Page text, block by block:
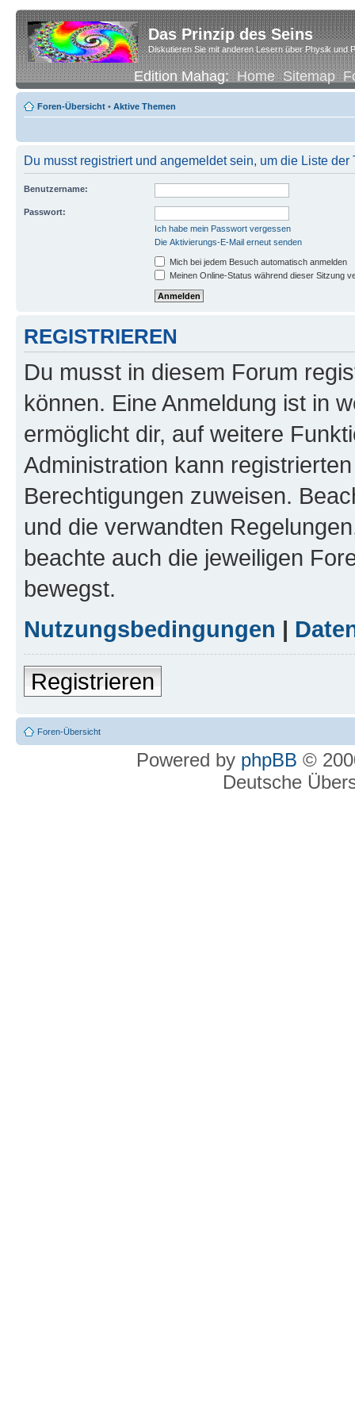
Das Prinzip des Seins
Diskutieren Sie mit anderen Lesern über Physik und
Edition Mahag:Home Sitemap
Foren-Übersicht • Aktive Themen
Du musst registriert und angemeldet sein, um die Liste
Benutzername:
Passwort:
Ich habe mein Passwort vergessen
Die Aktivierungs-E-Mail erneut senden
Mich bei jedem Besuch automatisch anmelden
Meinen Online-Status während dieser Sitzung
REGISTRIEREN
Du musst in diesem Forum
können. Eine Anmeldung ist in
ermöglicht dir, auf weitere
Administration kann
Berechtigungen zuweisen.
und die verwandten
beachte auch die jeweiligen
bewegst.
Nutzungsbedingungen |
Registrieren
Foren-Übersicht
Powered by phpBB ©
Deutsche